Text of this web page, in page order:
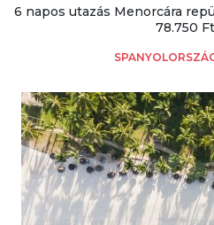
6 napos utazás Menorcára
78.750